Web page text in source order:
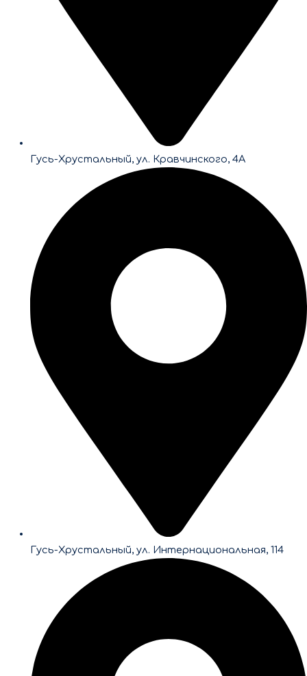
Гусь-Хрустальный, ул. Кравчинского, 4А
Гусь-Хрустальный, ул. Интернациональная, 114